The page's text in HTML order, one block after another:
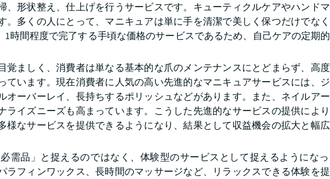
形状整え、仕上げを行うサービスです。キューティクルケアやハンドマ
。多くの人にとって、マニキュアは単に手を清潔で美しく保つだけでな
時間程度で完了する手頃な価格のサービスであるため、自己ケアの定期
ましく、消費者は単なる基本的な爪のメンテナンスにとどまらず、高
います。現在消費者に人気の高い先進的なマニキュアサービスには、
オーバーレイ、長持ちするポリッシュなどがあります。また、ネイルア
ライズニーズも高まっています。こうした先進的なサービスの提供によ
様なサービスを提供できるようになり、結果として収益機会の拡大と幅
需品」と捉えるのではなく、体験型のサービスとして捉えるようにな
ラフィンワックス、長時間のマッサージなど、リラックスできる体験を